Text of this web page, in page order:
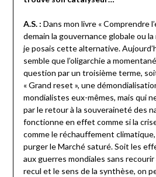
A.S. : Dans mon livre « Comprendre
demain la gouvernance globale ou
je posais cette alternative.
semble que l’oligarchie a
question par un troisième terme,
« Grand reset », une
mondialistes eux-mêmes, mais qui
par le retour à la souveraineté des
fonctionne en effet comme si la
comme le réchauffement
purger le Marché saturé. Soit les
aux guerres mondiales sans recourir
recul et le sens de la synthèse, on